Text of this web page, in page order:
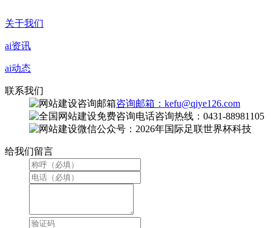
关于我们
ai资讯
ai动态
联系我们
咨询邮箱：kefu@qiye126.com
咨询热线：0431-88981105
微信公众号：2026年国际足联世界杯科技
给我们留言